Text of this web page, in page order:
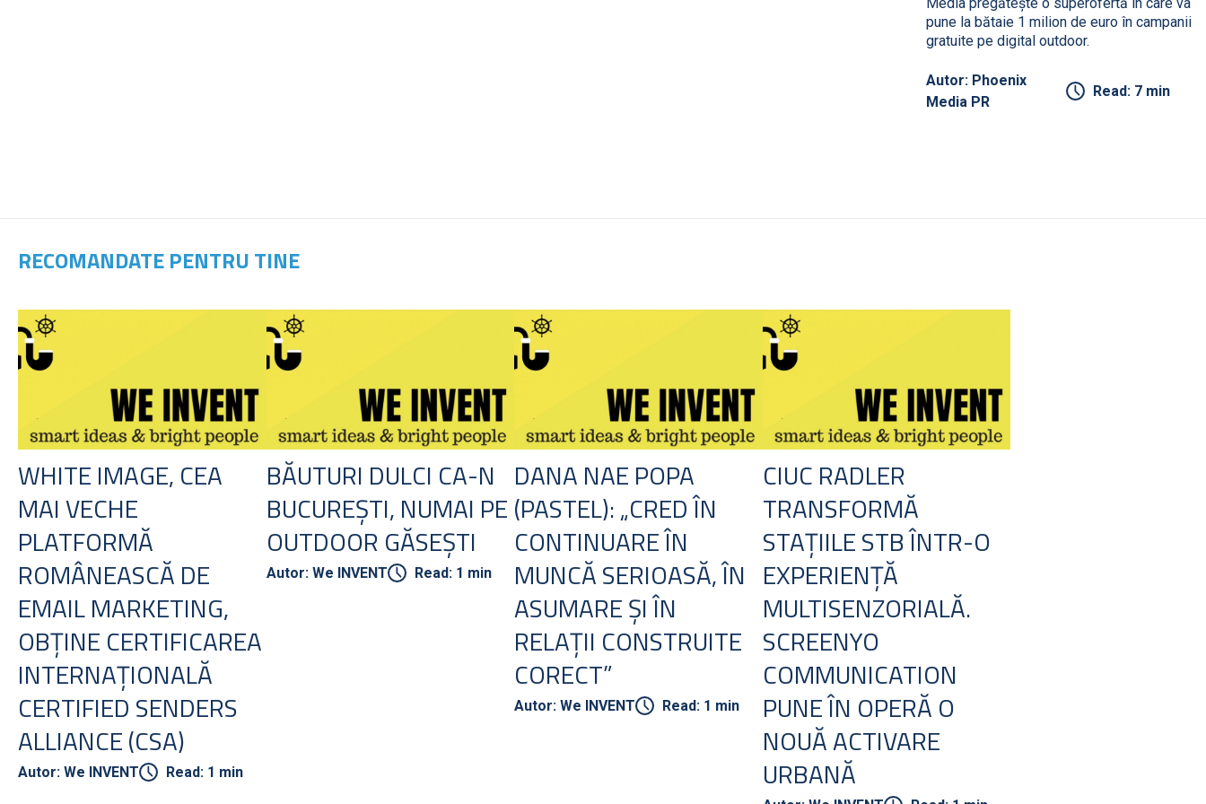
pune la bătaie 1 milion de euro în campanii
gratuite pe digital outdoor.
Autor: Phoenix
Media PR
Read: 7 min
RECOMANDATE PENTRU TINE
WHITE IMAGE, CEA
MAI VECHE
PLATFORMĂ
ROMÂNEASCĂ DE
EMAIL MARKETING,
OBȚINE CERTIFICAREA
INTERNAȚIONALĂ
CERTIFIED SENDERS
ALLIANCE (CSA)
Autor: We INVENT Read: 1 min
BĂUTURI DULCI CA-N
BUCUREȘTI, NUMAI PE
OUTDOOR GĂSEȘTI
Autor: We INVENT Read: 1 min
DANA NAE POPA
(PASTEL): „CRED ÎN
CONTINUARE ÎN
MUNCĂ SERIOASĂ, ÎN
ASUMARE ȘI ÎN
RELAȚII CONSTRUITE
CORECT”
Autor: We INVENT Read: 1 min
CIUC RADLER
TRANSFORMĂ
STAȚIILE STB ÎNTR-O
EXPERIENȚĂ
MULTISENZORIALĂ.
SCREENYO
COMMUNICATION
PUNE ÎN OPERĂ O
NOUĂ ACTIVARE
URBANĂ